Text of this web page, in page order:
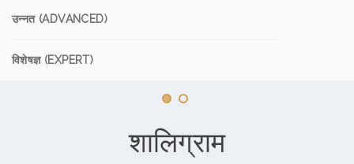
उन्नत (ADVANCED)
विशेषज्ञ (EXPERT)
शालिग्राम